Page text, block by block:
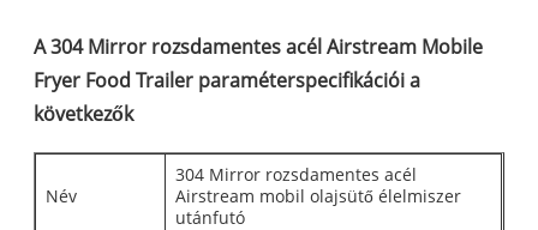
A 304 Mirror rozsdamentes acél Airstream Mobile
Fryer Food Trailer paraméterspecifikációi a
következők
Név
304 Mirror rozsdamentes acél
Airstream mobil olajsütő élelmiszer
utánfutó